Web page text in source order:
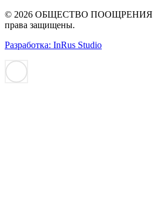
© 2026 ОБЩЕСТВО ПООЩРЕНИЯ
права защищены.
Разработка: InRus Studio